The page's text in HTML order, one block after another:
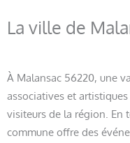
La ville de
À Malansac 56220, une
associatives et
visiteurs de la région. En
commune offre des